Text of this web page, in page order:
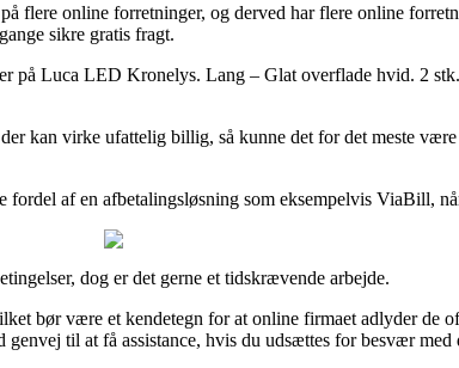
online forretninger, og derved har flere online
sikre gratis fragt.
Luca LED Kronelys. Lang – Glat overflade hvid. 2
kan virke ufattelig billig, så kunne det for det meste
af en afbetalingsløsning som eksempelvis ViaBill,
dog er det gerne et tidskrævende arbejde.
bør være et kendetegn for at online firmaet adlyder de
til at få assistance, hvis du udsættes for besvær